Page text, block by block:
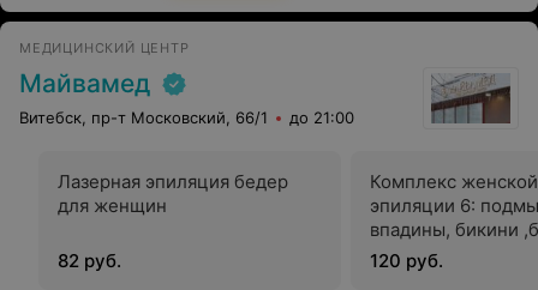
МЕДИЦИНСКИЙ ЦЕНТР
Майвамед
Витебск, пр-т Московский, 66/1 до 21:00
Лазерная эпиляция бедер
для женщин
82 руб.
Комплекс
эпиляции 6:
впадины, бикини
голени
120 руб.